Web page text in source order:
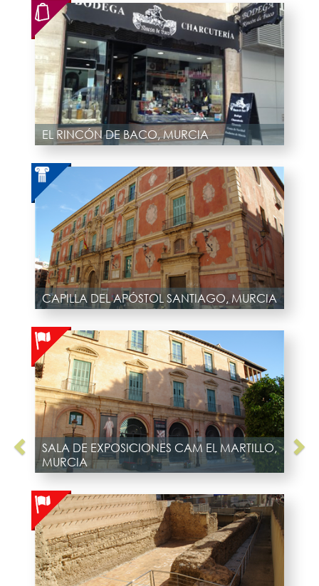
EL RINCÓN DE BACO, MURCIA
CAPILLA DEL APÓSTOL SANTIAGO, MURCIA
SALA DE EXPOSICIONES CAM EL MARTILLO,
MURCIA